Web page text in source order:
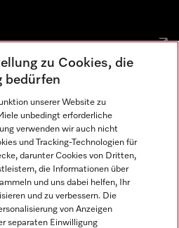
zu Cookies, die
bedürfen
unserer Website zu
unbedingt erforderliche
verwenden wir auch nicht
und Tracking-Technologien für
darunter Cookies von Dritten,
die Informationen über
und uns dabei helfen, Ihr
und zu verbessern. Die
von Anzeigen
separaten Einwilligung